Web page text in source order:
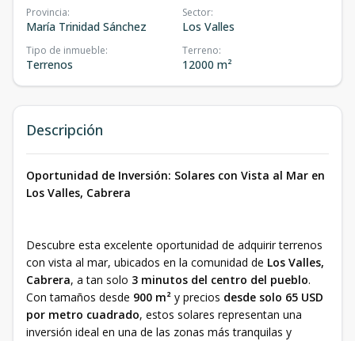
Provincia:
María Trinidad Sánchez
Sector:
Los Valles
Tipo de inmueble:
Terrenos
Terreno:
12000 m²
Descripción
Oportunidad de Inversión: Solares con Vista al Mar en
Los Valles, Cabrera
Descubre esta excelente oportunidad de adquirir terrenos
con vista al mar, ubicados en la comunidad de Los Valles,
Cabrera, a tan solo 3 minutos del centro del pueblo.
Con tamaños desde 900 m² y precios desde solo 65 USD
por metro cuadrado, estos solares representan una
inversión ideal en una de las zonas más tranquilas y